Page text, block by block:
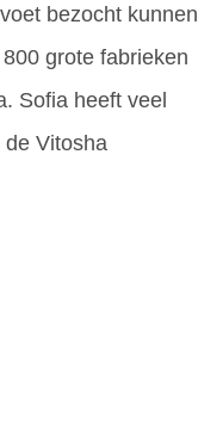
bezocht kunnen
grote fabrieken
Sofia heeft veel
Vitosha